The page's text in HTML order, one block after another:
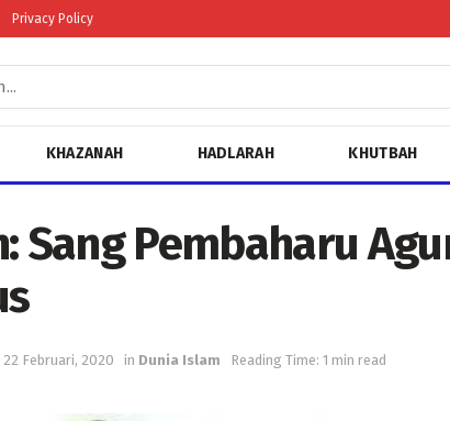
Privacy Policy
KHAZANAH HADLARAH KHUTBAH
Sang Pembaharu
22 Februari, 2020 in Dunia Islam Reading Time: 1 min read